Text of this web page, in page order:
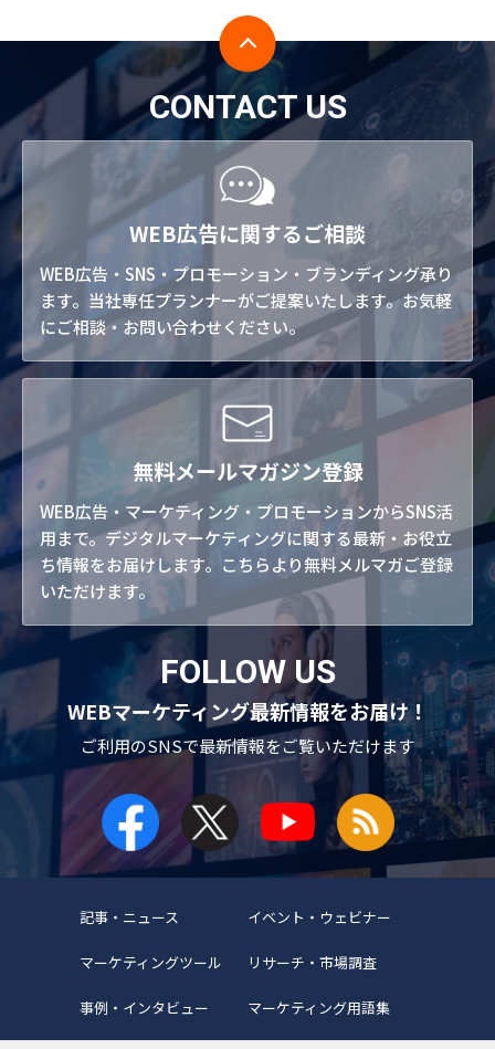
CONTACT US
WEB広告に関するご相談
WEB広告・SNS・プロモーション・ブランディング承り
ます。当社専任プランナーがご提案いたします。お気軽
にご相談・お問い合わせください。
無料メールマガジン登録
WEB広告・マーケティング・プロモーションからSNS活
用まで。デジタルマーケティングに関する最新・お役立
ち情報をお届けします。こちらより無料メルマガご登録
いただけます。
FOLLOW US
WEBマーケティング最新情報をお届け！
ご利用のSNSで最新情報をご覧いただけます
記事・ニュース イベント・ウェビナー
マーケティングツール リサーチ・市場調査
事例・インタビュー マーケティング用語集